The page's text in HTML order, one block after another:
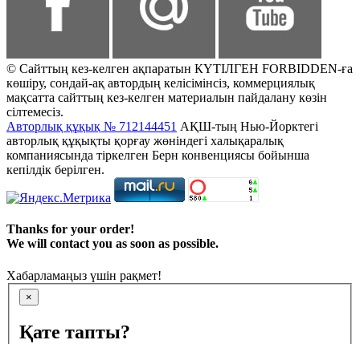
© Сайттың кез-келген ақпаратын КҮТІЛГЕН FORBIDDEN-ға
көшіру, сондай-ақ автордың келісімінсіз, коммерциялық
мақсатта сайттың кез-келген материалын пайдалану көзін
сілтемесіз.
Авторлық құқық № 712144451 АҚШ-тың Нью-Йорктегі
авторлық құқықты қорғау жөніндегі халықаралық
компаниясында тіркелген Берн конвенциясы бойынша
кепілдік берілген.
Thanks for your order!
We will contact you as soon as possible.
Хабарламаңыз үшін рақмет!
×
Қате тапты?